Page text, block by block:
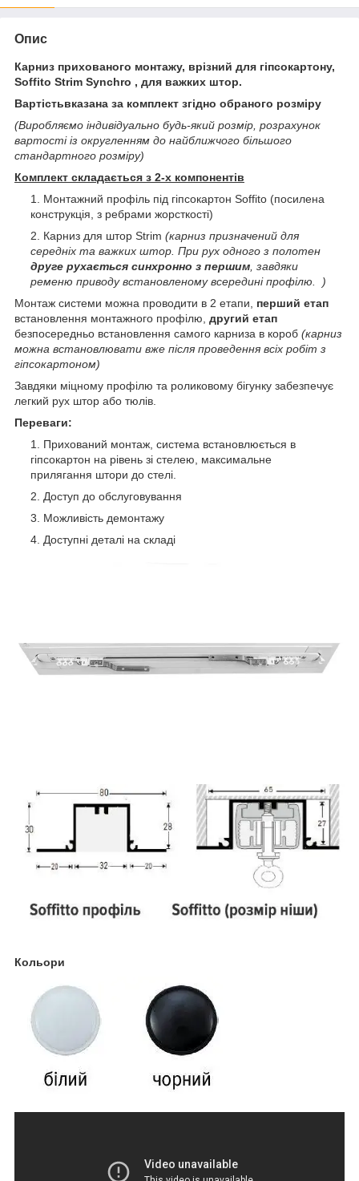
Опис
Карниз прихованого монтажу, врізний для гіпсокартону,
Soffito Strim Synchro , для важких штор.
Вартістьвказана за комплект згідно обраного розміру
(Виробляємо індивідуально будь-який розмір, розрахунок
вартості із округленням до найближчого більшого
стандартного розміру)
Комплект складається з 2-х компонентів
Монтажний профіль під гіпсокартон Soffito (посилена
конструкція, з ребрами жорсткості)
Карниз для штор Strim (карниз призначений для
середніх та важких штор. При рух одного з полотен
друге рухається синхронно з першим , завдяки
ременю приводу встановленому всередині профілю. )
Монтаж системи можна проводити в 2 етапи, перший етап
встановлення монтажного профілю, другий етап
безпосередньо встановлення самого карниза в короб (карниз
можна встановлювати вже після проведення всіх робіт з
гіпсокартоном)
Завдяки міцному профілю та роликовому бігунку забезпечує
легкий рух штор або тюлів.
Переваги:
Прихований монтаж, система встановлюється в
гіпсокартон на рівень зі стелею, максимальне
прилягання штори до стелі.
Доступ до обслуговування
Можливість демонтажу
Доступні деталі на складі
Кольори